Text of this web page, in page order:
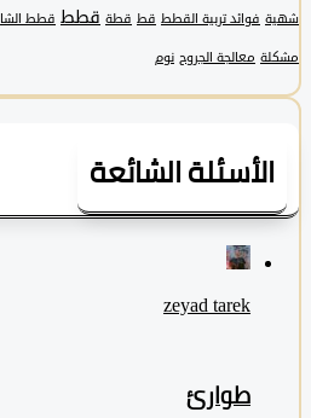
فوائد تربية القطط قط قطة قطط قطط الشارع كسل
معالجة الجروح نوم
الشائعة
zeyad ‎tarek
طوارئ